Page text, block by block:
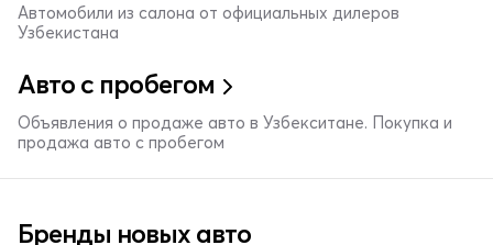
Автомобили из салона от официальных дилеров
Узбекистана
Авто с пробегом
Объявления о продаже авто в Узбекситане. Покупка и
продажа авто с пробегом
Бренды новых авто